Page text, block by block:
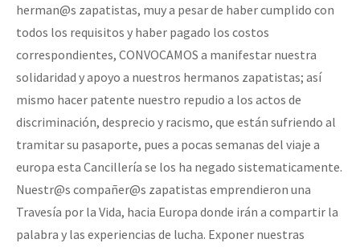
herman@s zapatistas, muy a pesar de haber cumplido con
todos los requisitos y haber pagado los costos
correspondientes, CONVOCAMOS a manifestar nuestra
solidaridad y apoyo a nuestros hermanos zapatistas; así
mismo hacer patente nuestro repudio a los actos de
discriminación, desprecio y racismo, que están sufriendo al
tramitar su pasaporte, pues a pocas semanas del viaje a
europa esta Cancillería se los ha negado sistematicamente.
Nuestr@s compañer@s zapatistas emprendieron una
Travesía por la Vida, hacia Europa donde irán a compartir la
palabra y las experiencias de lucha. Exponer nuestras